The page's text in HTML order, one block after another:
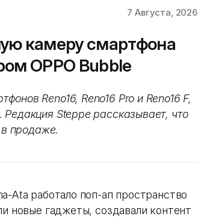
7 Августа, 2026
камеру смартфона
OPPO Bubble
Reno16, Reno16 Pro и Reno16 F,
Steppe рассказывает, что
в продаже.
Ata работало поп-ап пространство
новые гаджеты, создавали контент